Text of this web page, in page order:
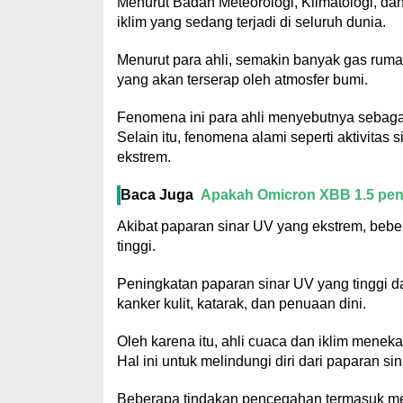
iklim yang sedang terjadi di seluruh dunia.
Menurut para ahli, semakin banyak gas
yang akan terserap oleh atmosfer bumi.
Fenomena ini para ahli menyebutnya
Selain itu, fenomena alami seperti aktivitas
ekstrem.
Baca Juga Apakah Omicron XBB 1.5
Akibat paparan sinar UV yang ekstrem,
tinggi.
Peningkatan paparan sinar UV yang tinggi
kanker kulit, katarak, dan penuaan dini.
Oleh karena itu, ahli cuaca dan iklim
Hal ini untuk melindungi diri dari paparan
Beberapa tindakan pencegahan termasuk